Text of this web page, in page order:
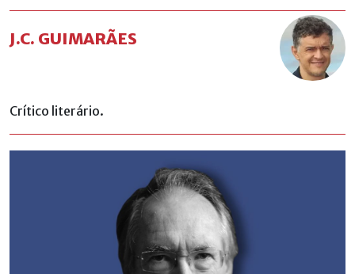
J.C. GUIMARÃES
Crítico literário.